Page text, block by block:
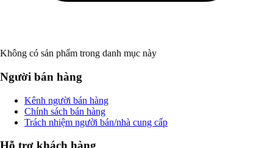
Không có sản phẩm trong danh mục này
Người bán hàng
Kênh người bán hàng
Chính sách bán hàng
Trách nhiệm người bán/nhà cung cấp